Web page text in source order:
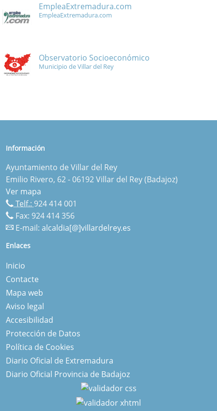
EmpleaExtremadura.com
EmpleaExtremadura.com
Observatorio Socioeconómico
Municipio de Villar del Rey
Información
Ayuntamiento de Villar del Rey
Emilio Rivero, 62 - 06192 Villar del Rey (Badajoz)
Ver mapa
Telf.: 924 414 001
Fax: 924 414 356
E-mail: alcaldia[@]villardelrey.es
Enlaces
Inicio
Contacte
Mapa web
Aviso legal
Accesibilidad
Protección de Datos
Política de Cookies
Diario Oficial de Extremadura
Diario Oficial Provincia de Badajoz